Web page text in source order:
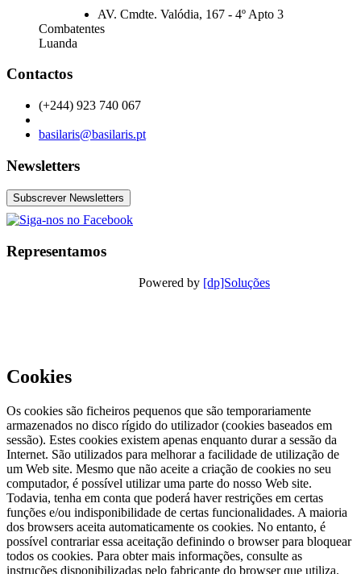
AV. Cmdte. Valódia, 167 - 4º Apto 3
Combatentes
Luanda
Contactos
(+244) 923 740 067
basilaris@basilaris.pt
Newsletters
Representamos
Powered by [dp]Soluções
Cookies
Os cookies são ficheiros pequenos que são temporariamente
armazenados no disco rígido do utilizador (cookies baseados em
sessão). Estes cookies existem apenas enquanto durar a sessão da
Internet. São utilizados para melhorar a facilidade de utilização de
um Web site. Mesmo que não aceite a criação de cookies no seu
computador, é possível utilizar uma parte do nosso Web site.
Todavia, tenha em conta que poderá haver restrições em certas
funções e/ou indisponibilidade de certas funcionalidades. A maioria
dos browsers aceita automaticamente os cookies. No entanto, é
possível contrariar essa aceitação definindo o browser para bloquear
todos os cookies. Para obter mais informações, consulte as
instruções disponibilizadas pelo fabricante do browser que utiliza.